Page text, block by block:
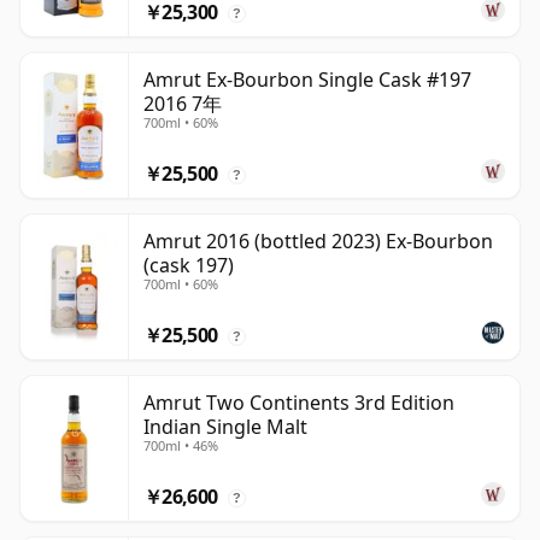
￥25,300 ?
Amrut Ex-Bourbon Single Cask #197
2016 7年
700ml • 60%
￥25,500 ?
Amrut 2016 (bottled 2023) Ex-Bourbon
(cask 197)
700ml • 60%
￥25,500 ?
Amrut Two Continents 3rd Edition
Indian Single Malt
700ml • 46%
￥26,600 ?